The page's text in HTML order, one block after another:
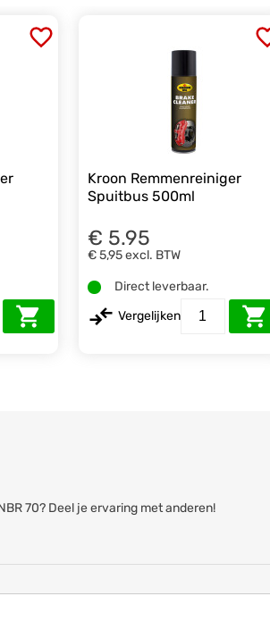
Kroon Remmenreiniger
Spuitbus 500ml
€ 5.95
€ 5,95excl. BTW
Direct leverbaar.
Vergelijken
70? Deel je ervaring met anderen!